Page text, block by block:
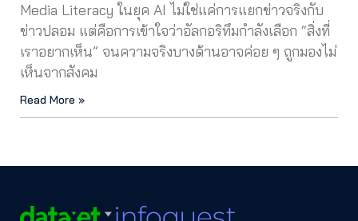
Media Literacy ในยุค AI ไม่ใช่แค่การแยกข่าวจริงกับ
ข่าวปลอม แต่คือการเข้าใจว่าอัลกอริทึมกำลังเลือก “สิ่งที่
เราอยากเห็น” จนความจริงบางด้านอาจค่อย ๆ ถูกมองไม่
เห็นจากสังคม
Read More »